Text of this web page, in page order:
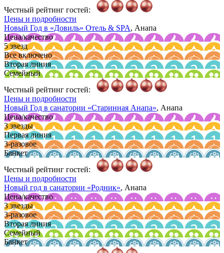
Честный рейтинг гостей:
Цены и подробности
Новый Год в «Довиль» Отель & SPA, Анапа
Цена/качество
5 звезд
Все включено
Вторая линия
Семейный
Честный рейтинг гостей:
Цены и подробности
Новый Год в санатории «Старинная Анапа», Анапа
Цена/качество
3 звезды
Первая линия
3-разовое
Банкет
Честный рейтинг гостей:
Цены и подробности
Новый год в санатории «Родник», Анапа
Цена/качество
3 звезды
3-разовое
Вторая линия
Семейный
Банкет